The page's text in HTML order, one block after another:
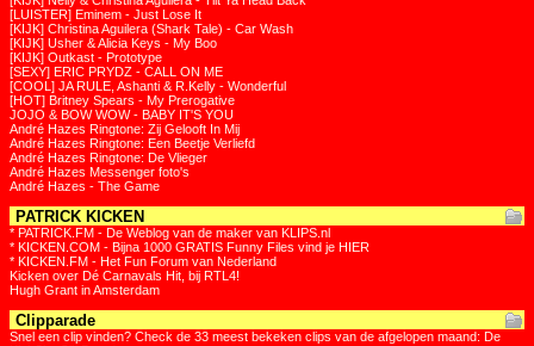
[LUISTER] Eminem - Just Lose It
[KIJK] Christina Aguilera (Shark Tale) - Car Wash
[KIJK] Usher & Alicia Keys - My Boo
[KIJK] Outkast - Prototype
[SEXY] ERIC PRYDZ - CALL ON ME
[COOL] JA RULE, Ashanti & R.Kelly - Wonderful
[HOT] Britney Spears - My Prerogative
JOJO & BOW WOW - BABY IT'S YOU
André Hazes Ringtone: Zij Gelooft In Mij
André Hazes Ringtone: Een Beetje Verliefd
André Hazes Ringtone: De Vlieger
André Hazes Messenger foto's
André Hazes - The Game
PATRICK KICKEN
* PATRICK.FM - De Weblog van de maker van KLIPS.nl
* KICKEN.COM - Bijna 1000 GRATIS Funny Files vind je HIER
* KICKEN.FM - Het Fun Forum van Nederland
Kicken over Dé Carnavals Hit, bij RTL4!
Hugh Grant in Amsterdam
Clipparade
Snel een clip vinden? Check de 33 meest bekeken clips van de afgelopen maand: De